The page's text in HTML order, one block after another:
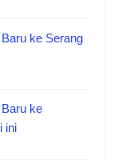
ke Serang
ke
ini